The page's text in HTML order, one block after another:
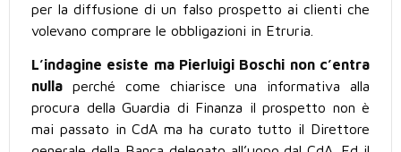
per la diffusione di un falso prospetto ai clienti che
volevano comprare le obbligazioni in Etruria.
L’indagine esiste ma Pierluigi Boschi non c’entra
nulla perché come chiarisce una informativa alla
procura della Guardia di Finanza il prospetto non è
mai passato in CdA ma ha curato tutto il Direttore